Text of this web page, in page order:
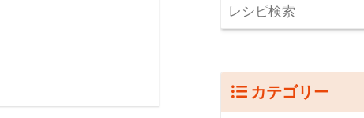
カテゴリー